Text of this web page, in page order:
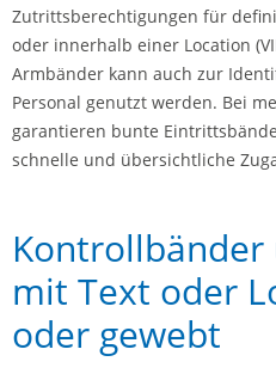
Zutrittsberechtigungen für
oder innerhalb einer Location
Armbänder kann auch zur
Personal genutzt werden. Bei
garantieren bunte
schnelle und übersichtliche
Kontrollbänder
mit Text oder
oder gewebt